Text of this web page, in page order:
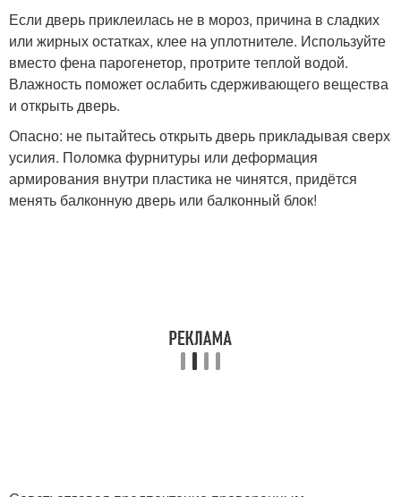
Если дверь приклеилась не в мороз, причина в сладких
или жирных остатках, клее на уплотнителе. Используйте
вместо фена парогенетор, протрите теплой водой.
Влажность поможет ослабить сдерживающего вещества
и открыть дверь.
Опасно: не пытайтесь открыть дверь прикладывая сверх
усилия. Поломка фурнитуры или деформация
армирования внутри пластика не чинятся, придётся
менять балконную дверь или балконный блок!